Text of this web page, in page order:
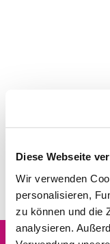
Diese Webseite
Wir verwenden
personalisieren,
zu können und die
analysieren.